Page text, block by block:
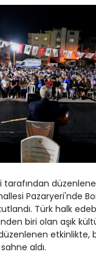
tarafından
Pazaryeri'nde
Türk halk
biri olan aşık
etkinlikte,
aldı.